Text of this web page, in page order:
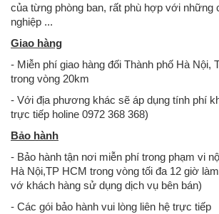
của từng phòng ban, rất phù hợp với những
nghiệp ...
Giao hàng
- Miễn phí giao hàng đối Thành phố Hà Nội,
trong vòng 20km
- Với địa phương khác sẽ áp dụng tính phí
trực tiếp holine 0972 368 368)
Bảo hành
- Bảo hành tận nơi miễn phí trong phạm vi
Hà Nội,TP HCM trong vòng tối đa 12 giờ
vớ khách hàng sử dụng dịch vụ bên bán)
- Các gói bảo hành vui lòng liên hệ trực tiếp